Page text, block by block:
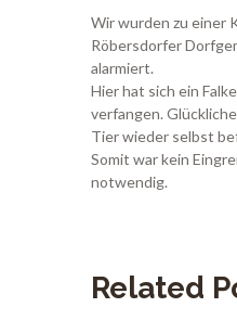
Wir wurden zu einer
Röbersdorfer
alarmiert.
Hier hat sich ein
verfangen.
Tier wieder selbst
Somit war kein
notwendig.
Related